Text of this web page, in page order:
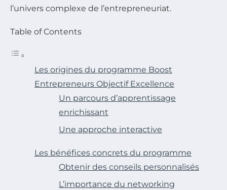
l’univers complexe de l’entrepreneuriat.
Table of Contents
Les origines du programme Boost
Entrepreneurs Objectif Excellence
Un parcours d’apprentissage
enrichissant
Une approche interactive
Les bénéfices concrets du programme
Obtenir des conseils personnalisés
L’importance du networking